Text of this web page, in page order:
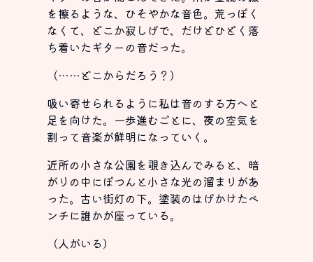
を擦るような、ひそやかな音色。荒っぽく
なくて、どこか寂しげで、だけどひどく落
ち着いたギターの音だった。
（……どこからだろう？）
吸い寄せられるように私は音のする方へと
足を向けた。一歩進むごとに、夜の空気を
割って音楽が鮮明になっていく。
近所の小さな公園を覗き込んでみると、暗
がりの中にぽつんと小さな光の溜まりがあ
った。古い街灯の下。塗装のはげかけたベ
ンチに誰かが座っている。
（人がいる）